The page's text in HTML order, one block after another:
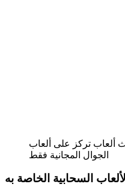
تركز على ألعاب
الجوال المجانية فقط